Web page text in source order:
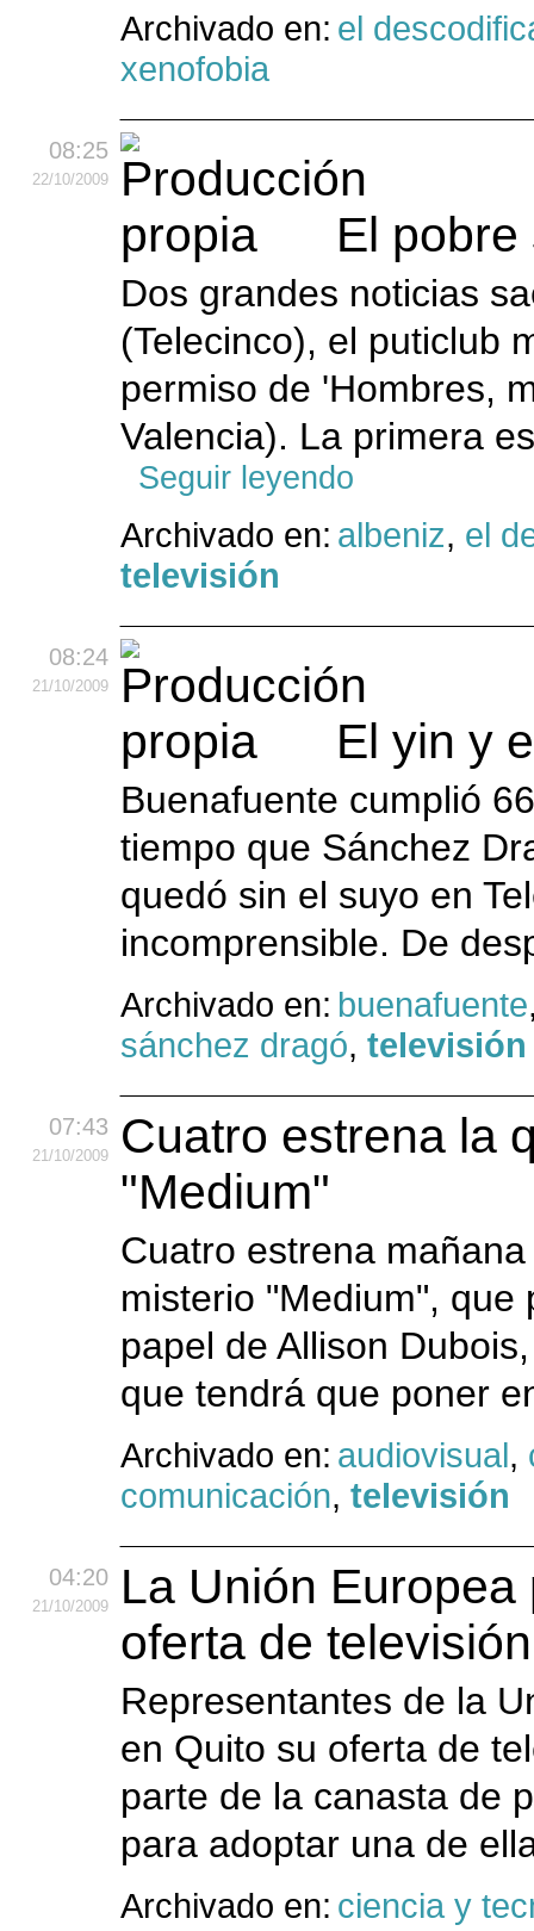
Archivado en: el
xenofobia
08:25
22/10/2009
El
Dos grandes noticias
(Telecinco), el puticlub
permiso de 'Hombres,
Valencia). La primera
Seguir leyendo
Archivado en: albeniz, el
televisión
08:24
21/10/2009
El yin y
Buenafuente cumplió
tiempo que Sánchez
quedó sin el suyo en
incomprensible. De
Archivado en: buenafuente
sánchez dragó, televisión
07:43
21/10/2009
Cuatro estrena la
"Medium"
Cuatro estrena
misterio "Medium", que
papel de Allison
que tendrá que poner
Archivado en: audiovisual,
comunicación, televisión
04:20
21/10/2009
La Unión
oferta de
Representantes de la
en Quito su oferta de
parte de la canasta de
para adoptar una de
Archivado en: ciencia y